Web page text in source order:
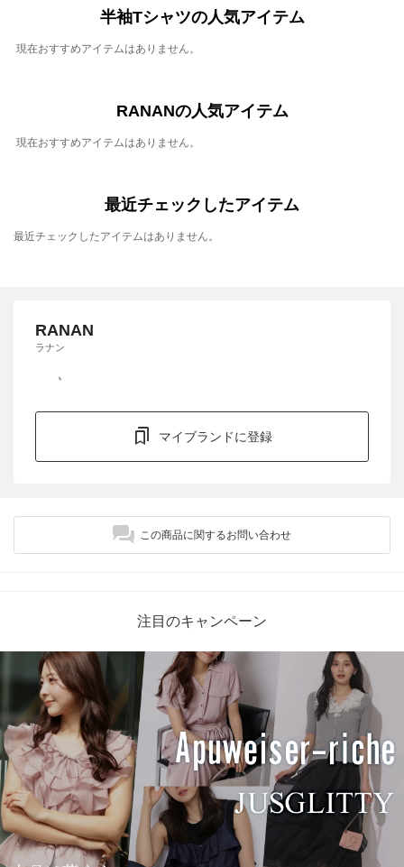
半袖Tシャツの人気アイテム
現在おすすめアイテムはありません。
RANANの人気アイテム
現在おすすめアイテムはありません。
最近チェックしたアイテム
最近チェックしたアイテムはありません。
RANAN
ラナン
マイブランドに登録
この商品に関するお問い合わせ
注目のキャンペーン